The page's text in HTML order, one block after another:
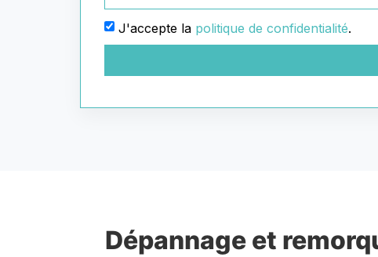
J'accepte la politique de confidentialité.
Dépannage et